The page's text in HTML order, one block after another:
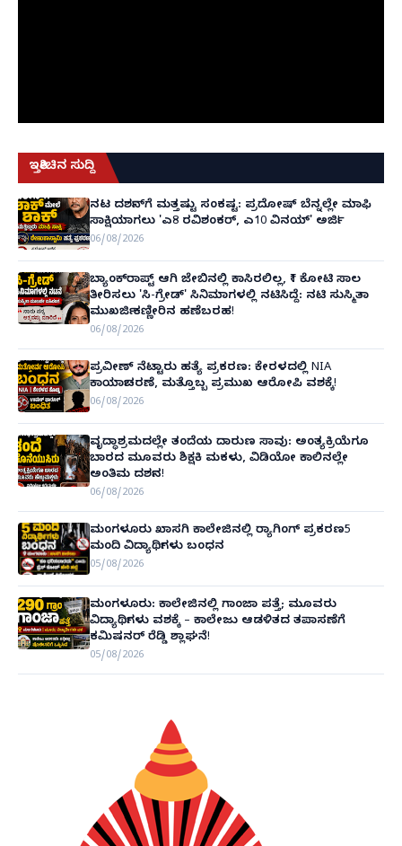
ಇತ್ತೀಚಿನ ಸುದ್ದಿ
ನಟ ದರ್ಶನ್‌ಗೆ ಮತ್ತಷ್ಟು ಸಂಕಷ್ಟ: ಪ್ರದೋಷ್ ಬೆನ್ನಲ್ಲೇ ಮಾಫಿ
ಸಾಕ್ಷಿಯಾಗಲು 'ಎ8 ರವಿಶಂಕರ್, ಎ10 ವಿನಯ್' ಅರ್ಜಿ!
06/08/2026
ಬ್ಯಾಂಕ್‌ರಾಪ್ಟ್‌ ಆಗಿ ಜೇಬಿನಲ್ಲಿ ಕಾಸಿರಲಿಲ್ಲ, ₹1 ಕೋಟಿ ಸಾಲ
ತೀರಿಸಲು 'ಸಿ-ಗ್ರೇಡ್' ಸಿನಿಮಾಗಳಲ್ಲಿ ನಟಿಸಿದ್ದೆ: ನಟಿ ಸುಸ್ಮಿತಾ
ಮುಖರ್ಜಿ ಕಣ್ಣೀರಿನ ಹಣೆಬರಹ!
06/08/2026
ಪ್ರವೀಣ್ ನೆಟ್ಟಾರು ಹತ್ಯೆ ಪ್ರಕರಣ: ಕೇರಳದಲ್ಲಿ NIA
ಕಾರ್ಯಾಚರಣೆ, ಮತ್ತೊಬ್ಬ ಪ್ರಮುಖ ಆರೋಪಿ ವಶಕ್ಕೆ!
06/08/2026
ವೃದ್ಧಾಶ್ರಮದಲ್ಲೇ ತಂದೆಯ ದಾರುಣ ಸಾವು: ಅಂತ್ಯಕ್ರಿಯೆಗೂ
ಬಾರದ ಮೂವರು ಶಿಕ್ಷಕಿ ಮಕಳು, ವಿಡಿಯೋ ಕಾಲಿನಲ್ಲೇ
ಅಂತಿಮ ದರ್ಶನ!
06/08/2026
ಮಂಗಳೂರು ಖಾಸಗಿ ಕಾಲೇಜಿನಲ್ಲಿ ರ‌್ಯಾಗಿಂಗ್ ಪ್ರಕರಣ5
ಮಂದಿ ವಿದ್ಯಾರ್ಥಿಗಳು ಬಂಧನ
05/08/2026
ಮಂಗಳೂರು: ಕಾಲೇಜಿನಲ್ಲಿ ಗಾಂಜಾ ಪತ್ತೆ; ಮೂವರು
ವಿದ್ಯಾರ್ಥಿಗಳು ವಶಕ್ಕೆ – ಕಾಲೇಜು ಆಡಳಿತದ ತಪಾಸಣೆಗೆ
ಕಮಿಷನರ್ ರೆಡ್ಡಿ ಶ್ಲಾಘನೆ!
05/08/2026